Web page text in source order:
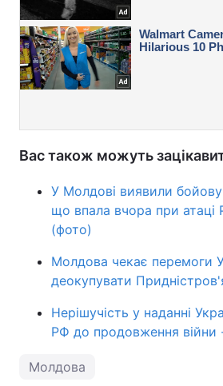
Вас також можуть
У Молдові виявили
що впала вчора при атаці
(фото)
Молдова чекає перемоги
деокупувати
Нерішучість у наданні
РФ до продовження війни
Молдова